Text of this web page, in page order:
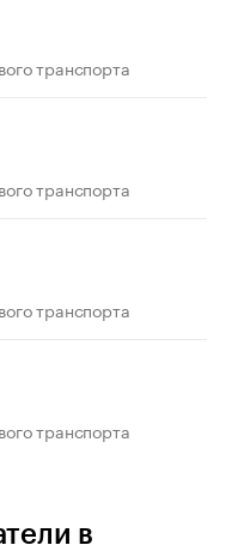
транспорта
транспорта
транспорта
транспорта
в